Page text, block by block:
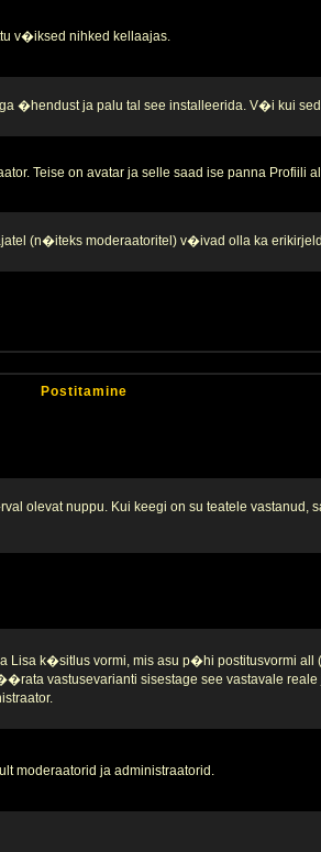
v�iksed nihked kellaajas.
�hendust ja palu tal see installeerida. V�i kui
Teise on avatar ja selle saad ise panna Profiili
(n�iteks moderaatoritel) v�ivad olla ka
Postitamine
olevat nuppu. Kui keegi on su teatele vastanud,
k�sitlus vormi, mis asu p�hi postitusvormi
vastusevarianti sisestage see vastavale reale
moderaatorid ja administraatorid.